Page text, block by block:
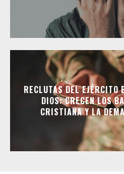
RECLUTAS DEL EJÉRCITO
DIOS: CRECEN LOS
CRISTIANA Y LA